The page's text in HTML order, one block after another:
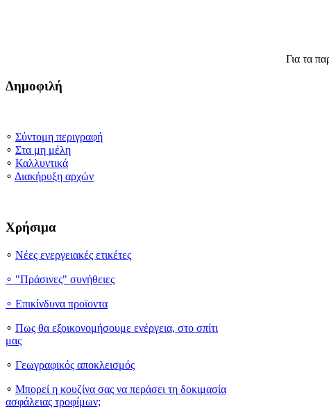
Για τα
Δημοφιλή
∘ Σύντομη περιγραφή
∘ Στα μη μέλη
∘ Καλλυντικά
∘ Διακήρυξη αρχών
Χρήσιμα
∘ Νέες ενεργειακές ετικέτες
∘ "Πράσινες" συνήθειες
∘ Επικίνδυνα προϊοντα
∘ Πως θα εξοικονομήσουμε ενέργεια, στο σπίτι
μας
∘ Γεωγραφικός αποκλεισμός
∘ Μπορεί η κουζίνα σας να περάσει τη δοκιμασία
ασφάλειας τροφίμων;